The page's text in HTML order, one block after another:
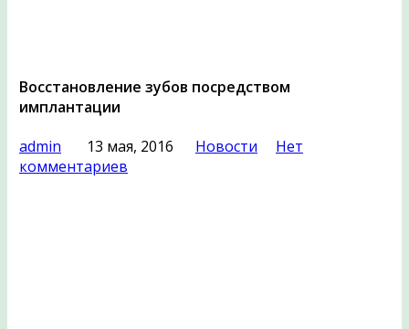
Восстановление зубов посредством
имплантации
admin
13 мая, 2016 Новости
Нет
комментариев